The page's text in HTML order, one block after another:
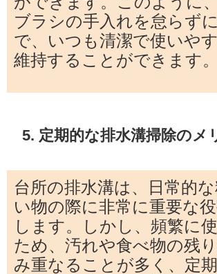
ブラシの手入れを怠らず
で、いつも清潔で使いや
維持することができます。
5. 定期的な排水溝掃除のメ
台所の排水溝は、日常的
い物の際に非常に重要な
します。しかし、頻繁に
ため、汚れや食べ物の残
み重なることが多く、定